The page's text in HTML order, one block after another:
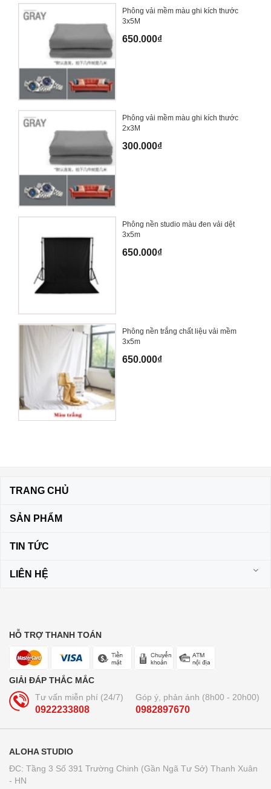
Phông vải mềm màu ghi kích thước
3x5M
650.000₫
Phông vải mềm màu ghi kích thước
2x3M
300.000₫
Phông nền studio màu đen vải dệt
3x5m
650.000₫
Phông nền trắng chất liệu vải mềm
3x5m
650.000₫
TRANG CHỦ
SẢN PHẨM
TIN TỨC
LIÊN HỆ
HỖ TRỢ THANH TOÁN
GIẢI ĐÁP THẮC MẮC
Tư vấn miễn phí (24/7)
0922233808
Góp ý, phản ánh (8h00 - 20h00)
0982897670
ALOHA STUDIO
ĐC: Tầng 3 Số 391 Trường Chinh (Gần Ngã Tư Sở) Thanh Xuân
- HN